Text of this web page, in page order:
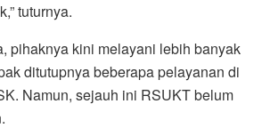
tuturnya.
pihaknya kini melayani lebih banyak
ditutupnya beberapa pelayanan di
Namun, sejauh ini RSUKT belum